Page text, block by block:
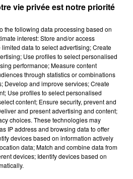
À LENS : UNE FEMME ET
VIE ET LA...
par le feu après avoir
et leur bébé de trois mois
vie privée est notre priorité
the following data processing based on
interest: Store and/or access
data to select advertising; Create
Use profiles to select personalised
performance; Measure content
through statistics or combinations
Develop and improve services; Create
Use profiles to select personalised
content; Ensure security, prevent and
and present advertising and content;
choices. These technologies may
IP address and browsing data to offer
devices based on information actively
data; Match and combine data from
devices; Identify devices based on